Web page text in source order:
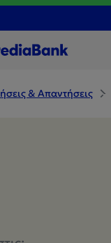
& Απαντήσεις